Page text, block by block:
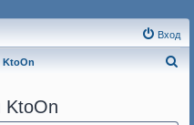
Вход
KtoOn
KtoOn